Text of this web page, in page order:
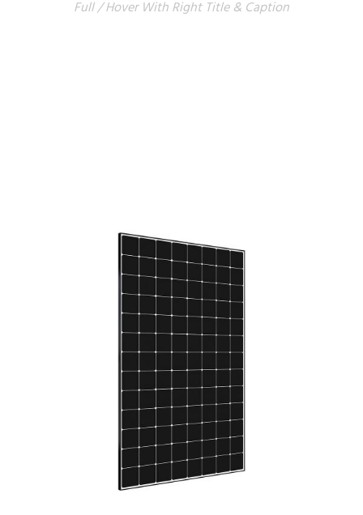
Full / Hover With Right Title & Caption